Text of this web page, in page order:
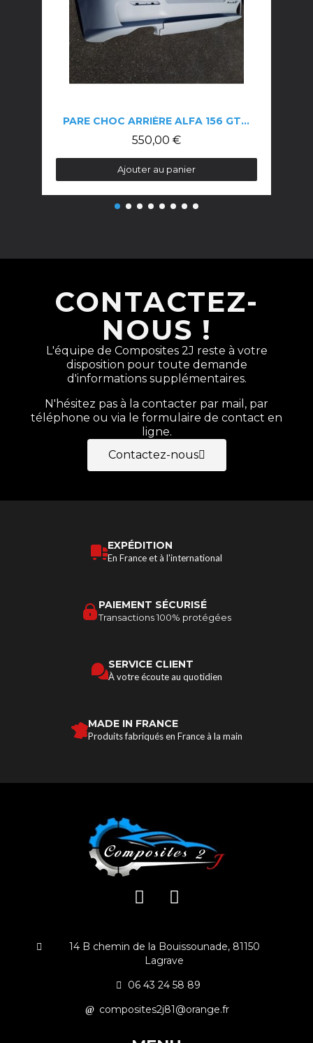
PARE CHOC ARRIÈRE ALFA 156 GTA""
550,00 €
Ajouter au panier
CONTACTEZ-
NOUS !
L'équipe de Composites 2J reste à votre
disposition pour toute demande
d'informations supplémentaires.
N'hésitez pas à la contacter par mail, par
téléphone ou via le formulaire de contact en
ligne.
Contactez-nous
EXPÉDITION
En France et à l'international
PAIEMENT SÉCURISÉ
Transactions 100% protégées
SERVICE CLIENT
À votre écoute au quotidien
MADE IN FRANCE
Produits fabriqués en France à la main
14 B chemin de la Bouissounade, 81150
Lagrave
06 43 24 58 89
composites2j81@orange.fr